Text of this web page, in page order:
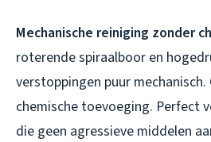
Mechanische reiniging zonder
roterende spiraalboor en
verstoppingen puur mechanisch.
chemische toevoeging. Perfect
die geen agressieve middelen